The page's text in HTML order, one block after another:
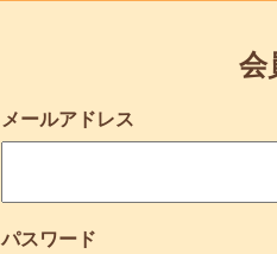
会
メールアドレス
パスワード